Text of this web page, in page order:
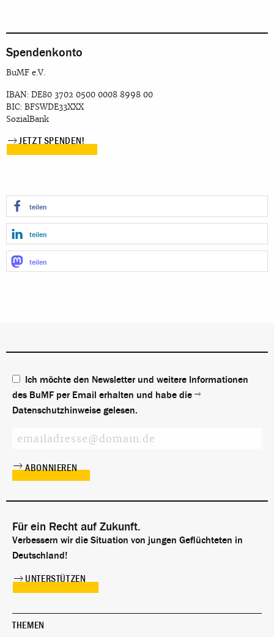
Spendenkonto
BuMF e.V.
IBAN: DE80 3702 0500 0008 8998 00
BIC: BFSWDE33XXX
SozialBank
JETZT SPENDEN!
teilen
teilen
teilen
Ich möchte den Newsletter und weitere Informationen
des BuMF per Email erhalten und habe die
Datenschutzhinweise gelesen.
Für ein Recht auf Zukunft.
Verbessern wir die Situation von jungen Geflüchteten in
Deutschland!
UNTERSTÜTZEN
THEMEN